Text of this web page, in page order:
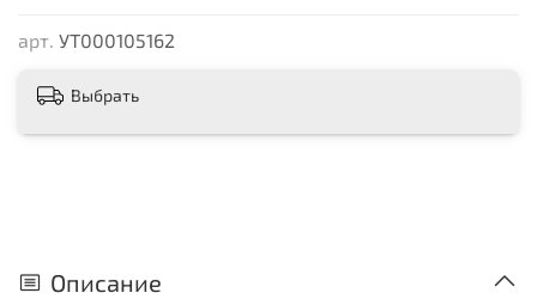
арт. УТ000105162
Выбрать
Описание